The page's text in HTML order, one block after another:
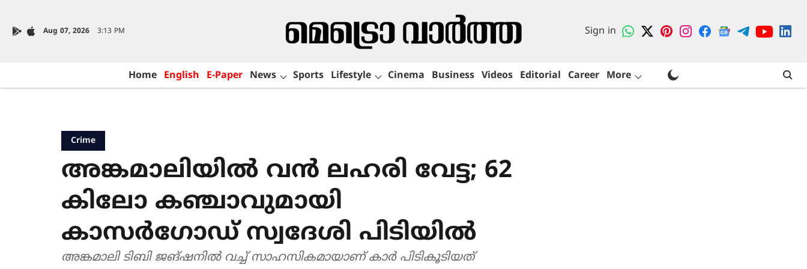
Aug 07, 2026 3:13 PM Sign in
Home English E-Paper News Sports Lifestyle Cinema Business Videos Editorial Career More
Crime
അങ്കമാലിയിൽ വൻ ലഹരി വേട്ട; 62
കിലോ കഞ്ചാവുമായി
കാസർഗോഡ് സ്വദേശി പിടിയിൽ
അങ്കമാലി ടിബി ജങ്ഷനിൽ വച്ച് സാഹസികമായാണ് കാർ പിടികൂടിയത്